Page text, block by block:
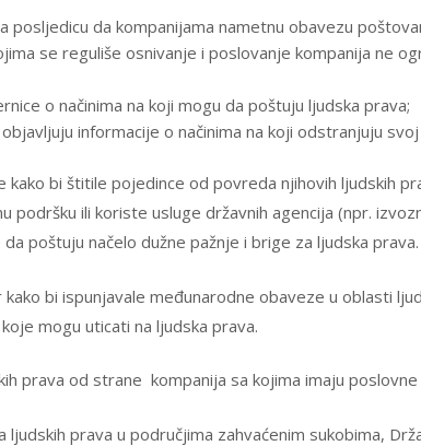
posljedicu da kompanijama nametnu obavezu
se reguliše osnivanje i poslovanje kompanija ne
o načinima na koji mogu da poštuju ljudska prava;
informacije o načinima na koji odstranjuju
bi štitile pojedince od povreda njihovih ljudskih
podršku ili koriste usluge državnih agencija (npr.
poštuju načelo dužne pažnje i brige za ljudska prava.
bi ispunjavale međunarodne obaveze u oblasti
mogu uticati na ljudska prava.
prava od strane kompanija sa kojima imaju poslovne
prava u područjima zahvaćenim sukobima,